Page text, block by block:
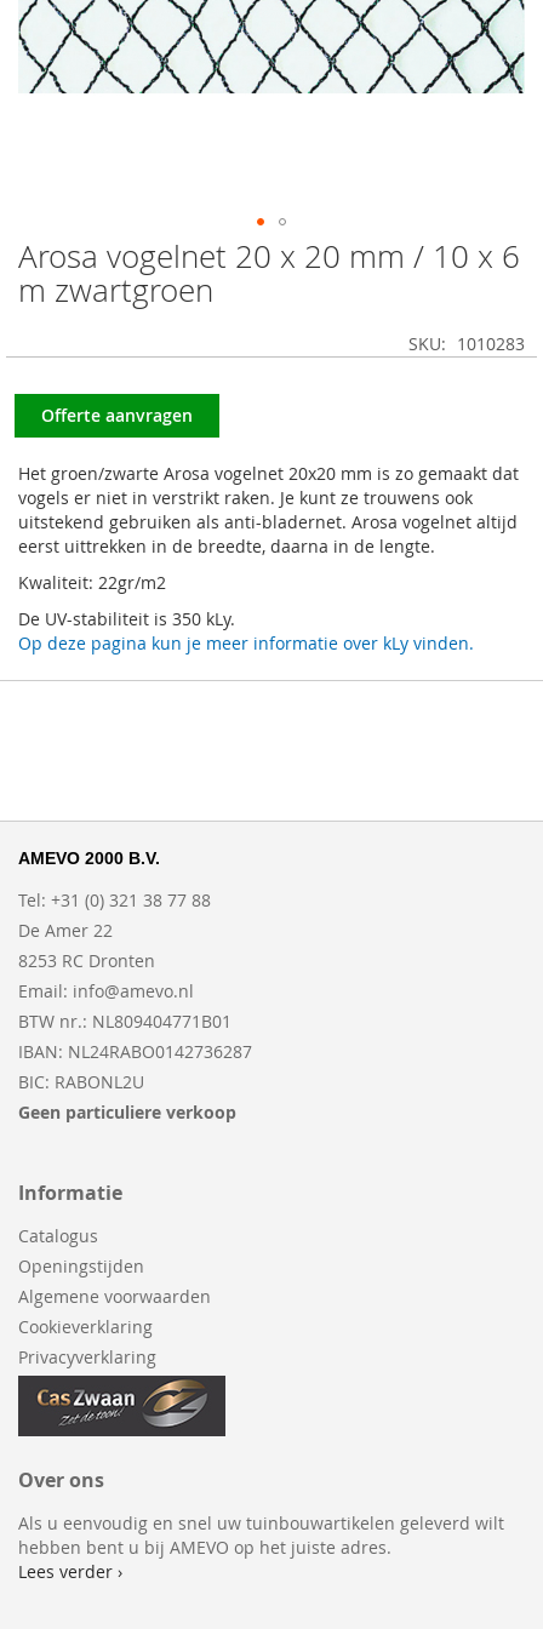
Ga
naar
het
afbeeldingen-
gallerij
Arosa vogelnet 20 x 20 mm / 10 x 6
m zwartgroen
SKU 1010283
Offerte aanvragen
Het groen/zwarte Arosa vogelnet 20x20 mm is zo gemaakt dat
vogels er niet in verstrikt raken. Je kunt ze trouwens ook
uitstekend gebruiken als anti-bladernet. Arosa vogelnet altijd
eerst uittrekken in de breedte, daarna in de lengte.
Kwaliteit: 22gr/m2
De UV-stabiliteit is 350 kLy.
Op deze pagina kun je meer informatie over kLy vinden.
AMEVO 2000 B.V.
Tel: +31 (0) 321 38 77 88
De Amer 22
8253 RC Dronten
Email: info@amevo.nl
BTW nr.: NL809404771B01
IBAN: NL24RABO0142736287
BIC: RABONL2U
Geen particuliere verkoop
Informatie
Catalogus
Openingstijden
Algemene voorwaarden
Cookieverklaring
Privacyverklaring
Over ons
Als u eenvoudig en snel uw tuinbouwartikelen geleverd wilt
hebben bent u bij AMEVO op het juiste adres.
Lees verder ›